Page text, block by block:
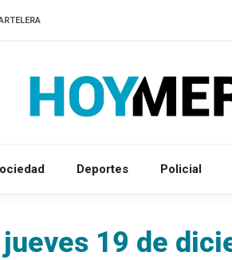
Deportes Policial
19 de